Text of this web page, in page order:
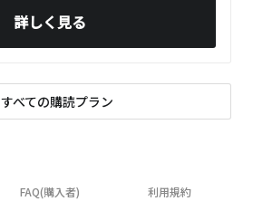
詳しく見る
すべての購読プラン
FAQ(購入者) 利用規約